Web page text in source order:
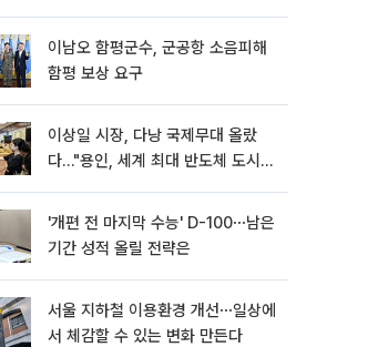
이남오 함평군수, 군공항 소음피해
함평 보상 요구
이상일 시장, 다낭 국제무대 올랐
다…"용인, 세계 최대 반도체 도시
'개편 전 마지막 수능' D-100⋯남은
기간 성적 올릴 전략은
서울 지하철 이용환경 개선⋯일상에
서 체감할 수 있는 변화 만든다